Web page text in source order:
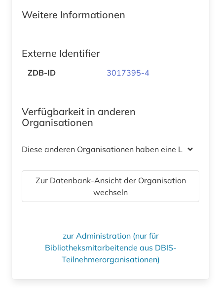
Weitere Informationen
Externe Identifier
ZDB-ID 3017395-4
Verfügbarkeit in anderen
Organisationen
Diese anderen Organisationen haben eine Lizenz
Zur Datenbank-Ansicht der Organisation
wechseln
zur Administration (nur für
Bibliotheksmitarbeitende aus DBIS-
Teilnehmerorganisationen)